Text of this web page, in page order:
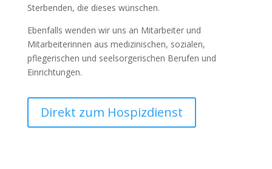
Sterbenden, die dieses wünschen.
Ebenfalls wenden wir uns an Mitarbeiter und
Mitarbeiterinnen aus medizinischen, sozialen,
pflegerischen und seelsorgerischen Berufen und
Einrichtungen.
Direkt zum Hospizdienst